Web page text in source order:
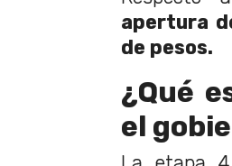
apertura
de pesos.
¿Qué
el